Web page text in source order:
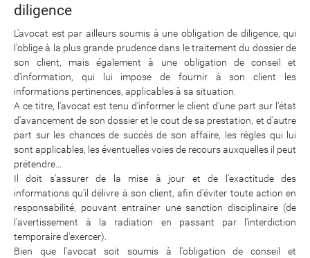
diligence
L'avocat est par ailleurs soumis à une obligation de diligence, qui
l'oblige à la plus grande prudence dans le traitement du dossier de
son client, mais également à une obligation de conseil et
d'information, qui lui impose de fournir à son client les
informations pertinences, applicables à sa situation.
A ce titre, l'avocat est tenu d'informer le client d'une part sur l'état
d'avancement de son dossier et le cout de sa prestation, et d'autre
part sur les chances de succès de son affaire, les règles qui lui
sont applicables, les éventuelles voies de recours auxquelles il peut
prétendre...
Il doit s'assurer de la mise à jour et de l'exactitude des
informations qu'il délivre à son client, afin d'éviter toute action en
responsabilité, pouvant entrainer une sanction disciplinaire (de
l'avertissement à la radiation en passant par l'interdiction
temporaire d'exercer).
Bien que l'avocat soit soumis à l'obligation de conseil et